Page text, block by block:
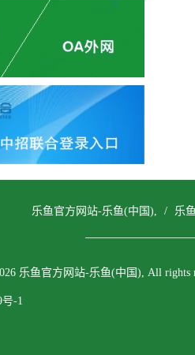
乐鱼官方网站-乐鱼(中国), / 乐
乐鱼官方网站-乐鱼(中国), All rights
号-1